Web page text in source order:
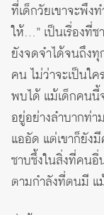
ที่เด็กวัยเขาจะพึ
ให้…” เป็นเรื่องที่
ยังจดจำได้จนถึง
คน ไม่ว่าจะเป็นใค
พบได้ แม้เด็กคน
อยู่อย่างลำบากท่
แออัด แต่เขาก็ยัง
ซาบซึ้งในสิ่งที่คนอื่
ตามกำลังที่ตนมี แ